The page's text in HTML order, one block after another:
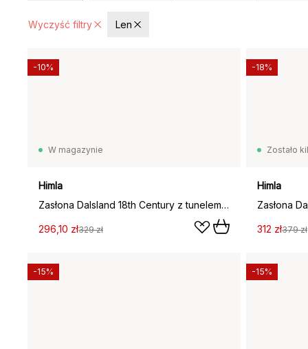
Wyczyść filtry Len
W magazynie
Himla
Zasłona Dalsland 18th Century z tunelem, 90x120 cm
296,10 zł329 zł
-10%
Zostało
Himla
312 zł379 zł
-18%
-15% -15%